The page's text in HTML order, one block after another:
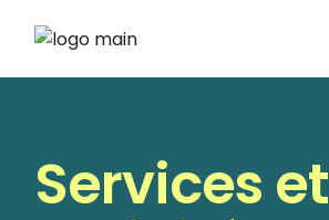
Services et